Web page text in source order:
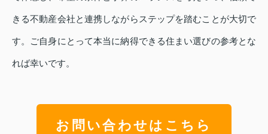
きる不動産会社と連携しながらステップを踏むことが大切で
す。ご自身にとって本当に納得できる住まい選びの参考とな
れば幸いです。
お問い合わせはこちら